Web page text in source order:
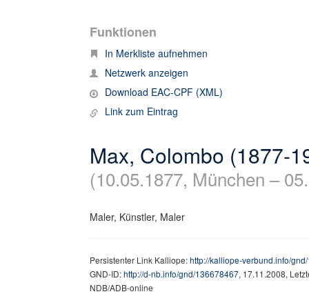
Funktionen
In Merkliste aufnehmen
Netzwerk anzeigen
Download EAC-CPF (XML)
Link zum Eintrag
Max, Colombo (1877-
(10.05.1877, München –
Maler, Künstler, Maler
Persistenter Link Kalliope:http://kalliope-verbund.info/
GND-ID:http://d-nb.info/gnd/136678467, 17.11.2008,
NDB/ADB-online